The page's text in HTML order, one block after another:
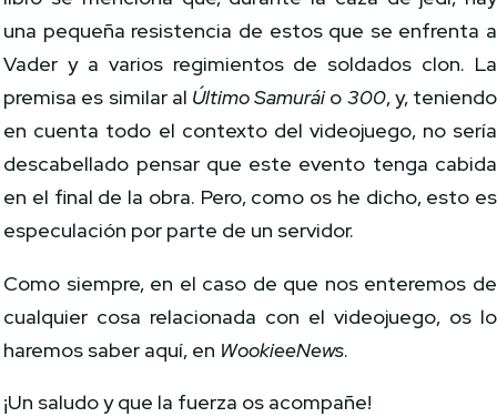
una pequeña resistencia de estos que se enfrenta a
Vader y a varios regimientos de soldados clon. La
premisa es similar al Último Samuráio 300, y, teniendo
en cuenta todo el contexto del videojuego, no sería
descabellado pensar que este evento tenga cabida
en el final de la obra. Pero, como os he dicho, esto es
especulación por parte de un servidor.
Como siempre, en el caso de que nos enteremos de
cualquier cosa relacionada con el videojuego, os lo
haremos saber aquí, en WookieeNews.
¡Un saludo y que la fuerza os acompañe!